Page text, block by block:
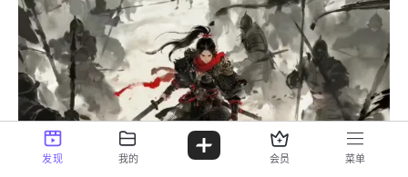
发现 我的 会员 菜单